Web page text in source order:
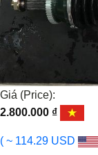
Giá (Price):
2.800.000 ₫
( ~ 114.29 USD